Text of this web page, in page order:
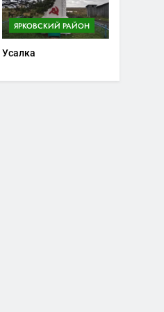
ЯРКОВСКИЙ РАЙОН
Усалка